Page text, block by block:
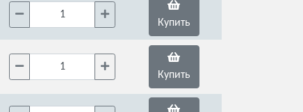
Купить
Купить